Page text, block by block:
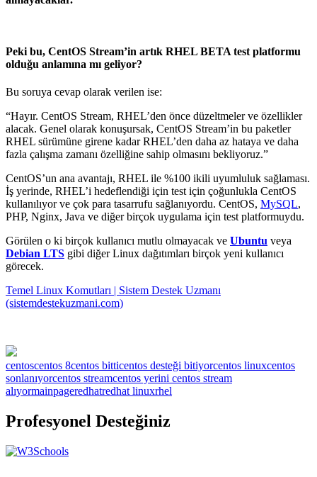
Peki bu, CentOS Stream’in artık RHEL BETA test platformu
olduğu anlamına mı geliyor?
Bu soruya cevap olarak verilen ise:
“Hayır. CentOS Stream, RHEL’den önce düzeltmeler ve özellikler
alacak. Genel olarak konuşursak, CentOS Stream’in bu paketler
RHEL sürümüne girene kadar RHEL’den daha az hataya ve daha
fazla çalışma zamanı özelliğine sahip olmasını bekliyoruz.”
CentOS’un ana avantajı, RHEL ile %100 ikili uyumluluk sağlaması.
İş yerinde, RHEL’i hedeflendiği için test için çoğunlukla CentOS
kullanılıyor ve çok para tasarrufu sağlanıyordu. CentOS, MySQL,
PHP, Nginx, Java ve diğer birçok uygulama için test platformuydu.
Görülen o ki birçok kullanıcı mutlu olmayacak ve Ubuntu veya
Debian LTS gibi diğer Linux dağıtımları birçok yeni kullanıcı
görecek.
Temel Linux Komutları | Sistem Destek Uzmanı
(sistemdestekuzmani.com)
centoscentos 8centos bitticentos desteği bitiyorcentos linuxcentos
sonlanıyorcentos streamcentos yerini centos stream
alıyormainpageredhatredhat linuxrhel
Profesyonel Desteğiniz